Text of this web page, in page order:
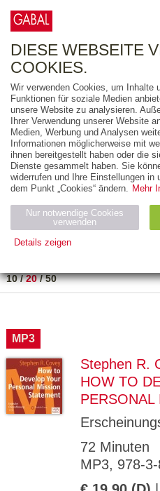
FREITEXT
AUSGABEART
AUS DER REIHE
ZUM THEMA
Neuerscheinung
PREIS
10/20/50
MP3
Stephen R.
HOW TO
PERSONAL
72 Minuten
MP3, 978-
DIESE WEBSEITE
COOKIES.
Wir verwenden Cookies, um Inhalte
Funktionen für soziale Medien
unsere Website zu analysieren.
Ihrer Verwendung unserer Website
Medien, Werbung und Analysen
Informationen möglicherweise mit
ihnen bereitgestellt haben oder die
Dienste gesammelt haben. Sie
widerrufen und Ihre Einstellungen in
dem Punkt „Cookies“ ändern. Mehr
Nur notwendige Cookies
verwenden
Details zeigen
Name Zweck
ESSION
_ID
GV_CO
OKIES
gabal-
Speichert den
Benutzers für
Domäne.